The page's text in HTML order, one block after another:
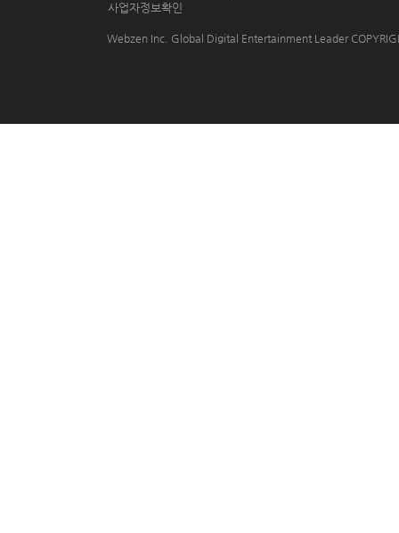
사업자정보확인
Webzen Inc. Global Digital Entertainment Leader